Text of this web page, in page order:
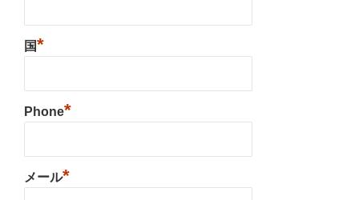
国*
Phone*
メール*